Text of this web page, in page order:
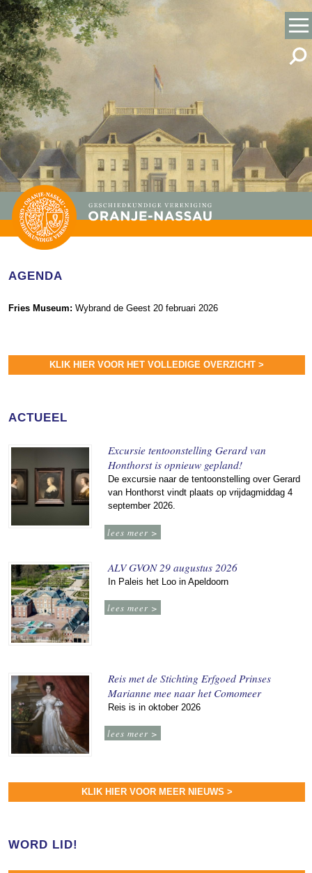
AGENDA
Fries Museum: Wybrand de Geest 20 februari 2026
KLIK HIER VOOR HET VOLLEDIGE OVERZICHT >
ACTUEEL
Excursie tentoonstelling Gerard van
Honthorst is opnieuw gepland!
De excursie naar de tentoonstelling over Gerard
van Honthorst vindt plaats op vrijdagmiddag 4
september 2026.
lees meer >
ALV GVON 29 augustus 2026
In Paleis het Loo in Apeldoorn
lees meer >
Reis met de Stichting Erfgoed Prinses
Marianne mee naar het Comomeer
Reis is in oktober 2026
lees meer >
KLIK HIER VOOR MEER NIEUWS >
WORD LID!